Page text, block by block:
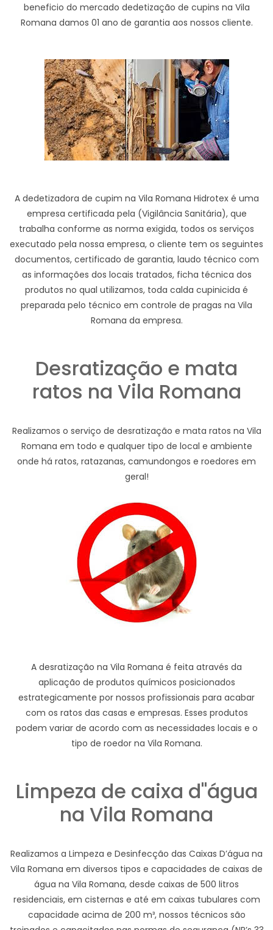
beneficio do mercado dedetização de cupins na Vila
Romana damos 01 ano de garantia aos nossos cliente.
A dedetizadora de cupim na Vila Romana Hidrotex é uma
empresa certificada pela (Vigilância Sanitária), que
trabalha conforme as norma exigida, todos os serviços
executado pela nossa empresa, o cliente tem os seguintes
documentos, certificado de garantia, laudo técnico com
as informações dos locais tratados, ficha técnica dos
produtos no qual utilizamos, toda calda cupinicida é
preparada pelo técnico em controle de pragas na Vila
Romana da empresa.
Desratização e mata
ratos na Vila Romana
Realizamos o serviço de desratização e mata ratos na Vila
Romana em todo e qualquer tipo de local e ambiente
onde há ratos, ratazanas, camundongos e roedores em
geral!
A desratização na Vila Romana é feita através da
aplicação de produtos químicos posicionados
estrategicamente por nossos profissionais para acabar
com os ratos das casas e empresas. Esses produtos
podem variar de acordo com as necessidades locais e o
tipo de roedor na Vila Romana.
Limpeza de caixa d"água
na Vila Romana
Realizamos a Limpeza e Desinfecção das Caixas D’água na
Vila Romana em diversos tipos e capacidades de caixas de
água na Vila Romana, desde caixas de 500 litros
residenciais, em cisternas e até em caixas tubulares com
capacidade acima de 200 m³, nossos técnicos são